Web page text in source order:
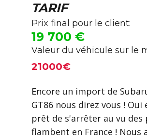
TARIF
Prix final pour le client:
19 700 €
Valeur du véhicule sur le
21000€
Encore un import de
GT86 nous direz vous ! Oui
prêt de s'arrêter au vu des
flambent en France ! Nous